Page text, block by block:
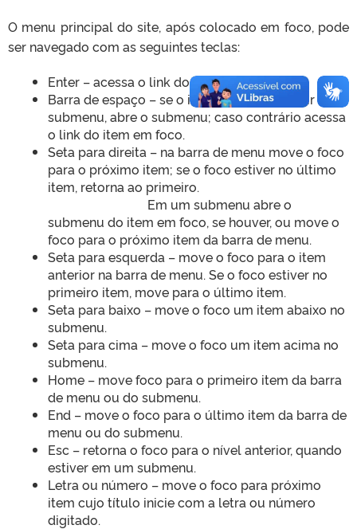
O menu principal do site, após colocado em foco, pode
ser navegado com as seguintes teclas:
Enter – acessa o link do item em foco.
Barra de espaço – se o item em foco possuir um
submenu, abre o submenu; caso contrário acessa
o link do item em foco.
Seta para direita – na barra de menu move o foco
para o próximo item; se o foco estiver no último
item, retorna ao primeiro.
Em um submenu abre o
submenu do item em foco, se houver, ou move o
foco para o próximo item da barra de menu.
Seta para esquerda – move o foco para o item
anterior na barra de menu. Se o foco estiver no
primeiro item, move para o último item.
Seta para baixo – move o foco um item abaixo no
submenu.
Seta para cima – move o foco um item acima no
submenu.
Home – move foco para o primeiro item da barra
de menu ou do submenu.
End – move o foco para o último item da barra de
menu ou do submenu.
Esc – retorna o foco para o nível anterior, quando
estiver em um submenu.
Letra ou número – move o foco para próximo
item cujo título inicie com a letra ou número
digitado.